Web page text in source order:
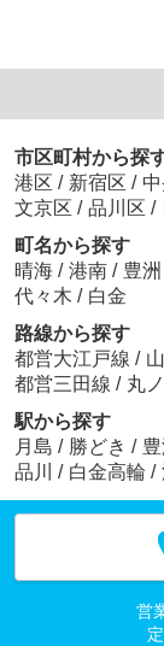
市区町村から探
港区 / 新宿区 /
文京区 / 品川区 /
町名から探す
晴海 / 港南 / 豊洲
代々木 / 白金
路線から探す
都営大江戸線 /
都営三田線 / 丸
駅から探す
月島 / 勝どき / 豊
品川
/ 白金高輪 /
営